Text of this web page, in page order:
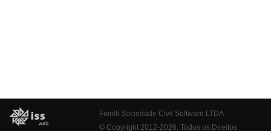
Fiorilli Sociedade Civil Software LTDA
© Copyright 2012-2026. Todos os Direitos